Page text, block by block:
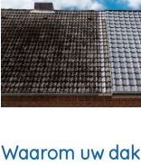
Waarom uw